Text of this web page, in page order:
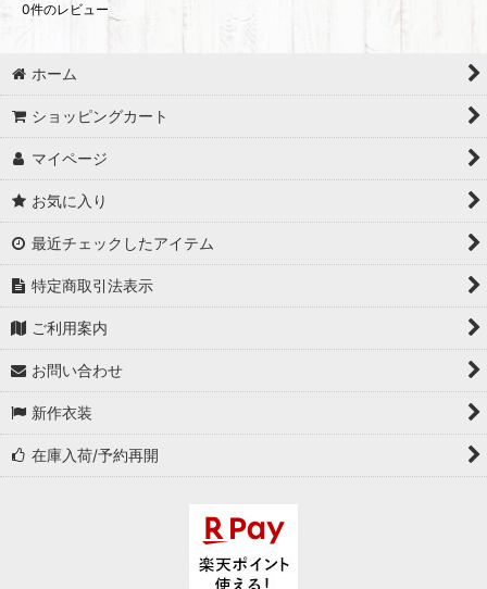
0件のレビュー
ホーム
ショッピングカート
マイページ
お気に入り
最近チェックしたアイテム
特定商取引法表示
ご利用案内
お問い合わせ
新作衣装
在庫入荷/予約再開